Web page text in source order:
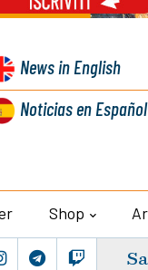
Newsin English
Noticiasen Español
Shop